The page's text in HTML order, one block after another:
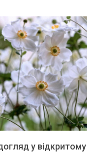
у відкритому